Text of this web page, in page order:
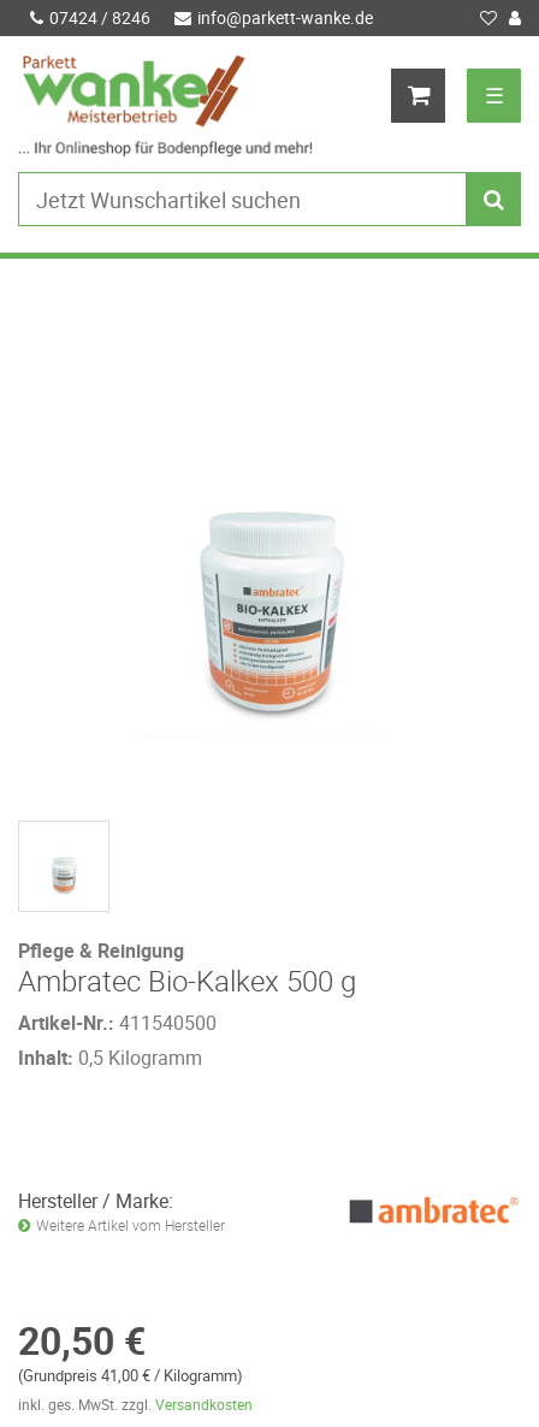
07424 / 8246 info@parkett-wanke.de
☰
Pflege & Reinigung
Ambratec Bio-Kalkex 500 g
Artikel-Nr.: 411540500
Inhalt: 0,5 Kilogramm
Hersteller / Marke:
Weitere Artikel vom Hersteller
20,50 €
(Grundpreis 41,00 € / Kilogramm)
inkl. ges. MwSt. zzgl. Versandkosten